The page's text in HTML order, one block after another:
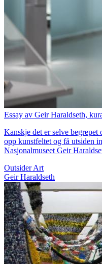
Essay av Geir Haraldseth,
Kanskje det er selve
opp kunstfeltet og få utsiden
Nasjonalmuseet Geir
Outsider Art
Geir Haraldseth